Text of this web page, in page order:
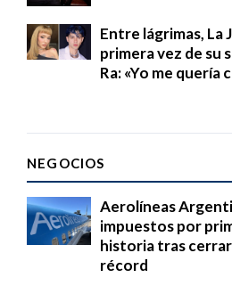
Entre lágrimas, La
primera vez de su
Ra: «Yo me quería
NEGOCIOS
Aerolíneas
impuestos por
historia tras
récord